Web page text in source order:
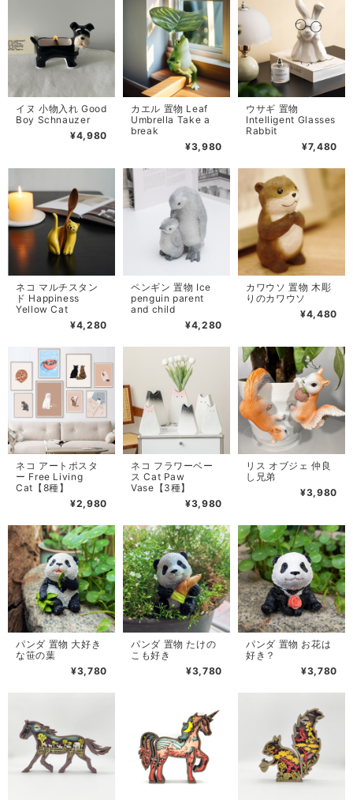
イヌ 小物入れ Good
Boy Schnauzer
¥4,980
カエル 置物 Leaf
Umbrella Take a
break
¥3,980
ウサギ 置物
Intelligent Glasses
Rabbit
¥7,480
ネコ マルチスタン
ド Happiness
Yellow Cat
¥4,280
ペンギン 置物 Ice
penguin parent
and child
¥4,280
カワウソ 置物 木彫
りのカワウソ
¥4,480
ネコ アートポスタ
ー Free Living
Cat【8種】
¥2,980
ネコ フラワーベー
ス Cat Paw
Vase【3種】
¥3,980
リス オブジェ 仲良
し兄弟
¥3,980
パンダ 置物 大好き
な笹の葉
¥3,780
パンダ 置物 たけの
こも好き
¥3,780
パンダ 置物 お花は
好き？
¥3,780